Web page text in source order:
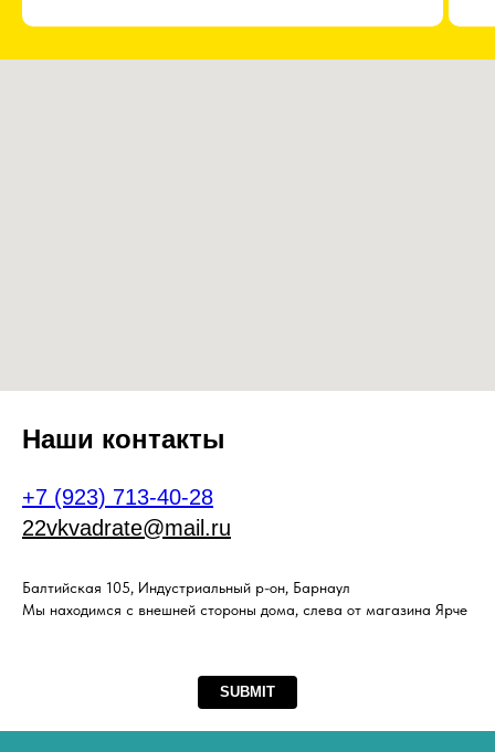
Наши контакты
+7 (923) 713-40-28
22vkvadrate@mail.ru
Балтийская 105, Индустриальный р-он, Барнаул
Мы находимся с внешней стороны дома, слева от магазина Ярче
SUBMIT